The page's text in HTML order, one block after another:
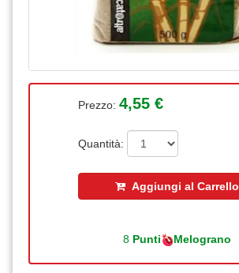
Prezzo: 4,55 €
Quantità:
Aggiungi al Carrello
8 Punti Melograno